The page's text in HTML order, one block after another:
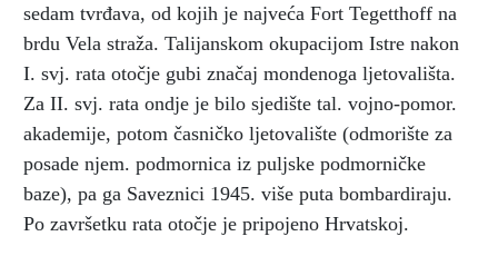
sedam tvrđava, od kojih je najveća Fort Tegetthoff na
brdu Vela straža. Talijanskom okupacijom Istre nakon
I. svj. rata otočje gubi značaj mondenoga ljetovališta.
Za II. svj. rata ondje je bilo sjedište tal. vojno-pomor.
akademije, potom časničko ljetovalište (odmorište za
posade njem. podmornica iz puljske podmorničke
baze), pa ga Saveznici 1945. više puta bombardiraju.
Po završetku rata otočje je pripojeno Hrvatskoj.